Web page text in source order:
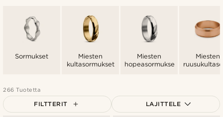
Sormukset
Miesten
kultasormukset
Miesten
hopeasormukset
Miesten
266 Tuotetta
FILTTERIT LAJITTELE